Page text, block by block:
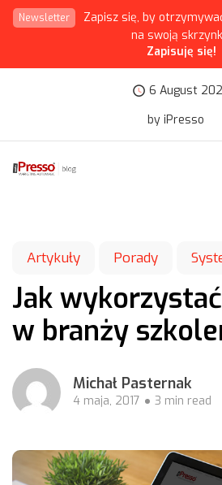
Newsletter
Zapisz się, by
na swoją
Zapisuję się!
6 August
by iPresso
Artykuły Porady
Jak
w branży
Michał Pasternak
4 maja, 2017 3 min read